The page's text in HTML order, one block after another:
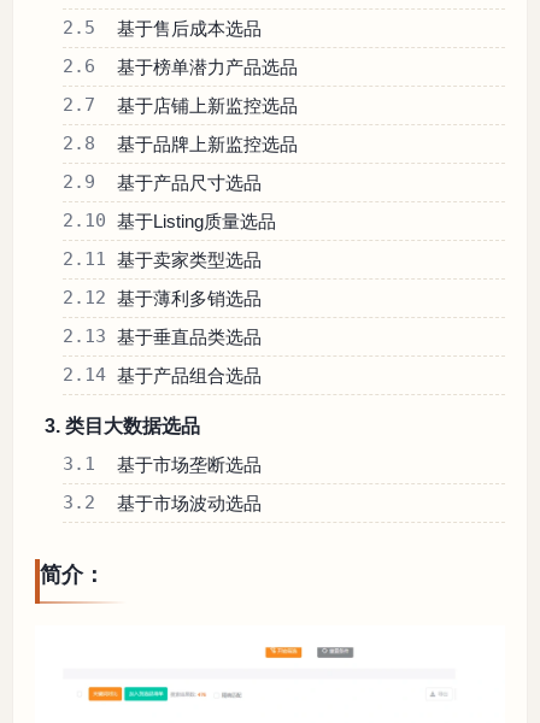
2.5 基于售后成本选品
2.6 基于榜单潜力产品选品
2.7 基于店铺上新监控选品
2.8 基于品牌上新监控选品
2.9 基于产品尺寸选品
2.10 基于Listing质量选品
2.11 基于卖家类型选品
2.12 基于薄利多销选品
2.13 基于垂直品类选品
2.14 基于产品组合选品
3. 类目大数据选品
3.1 基于市场垄断选品
3.2 基于市场波动选品
简介：